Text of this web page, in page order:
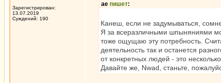
Зарегистрирован:
13.07.2019
Суждений: 190
ae пишет:
Канеш, если не задумываться,
Я за всеразличными шпыняниями
тоже ощущаю эту потребность.
деятельность так и останется
от конкретных людей - это
Давайте же, Nwad, станьте,